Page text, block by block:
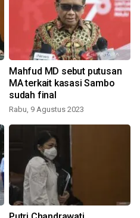
Mahfud MD sebut putusan
MA terkait kasasi Sambo
sudah final
Rabu, 9 Agustus 2023